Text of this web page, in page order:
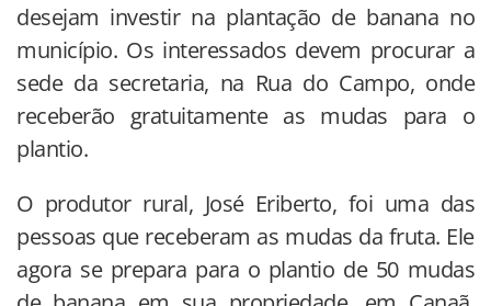
desejam investir na plantação de banana no
município. Os interessados devem procurar a
sede da secretaria, na Rua do Campo, onde
receberão gratuitamente as mudas para o
plantio.
O produtor rural, José Eriberto, foi uma das
pessoas que receberam as mudas da fruta. Ele
agora se prepara para o plantio de 50 mudas